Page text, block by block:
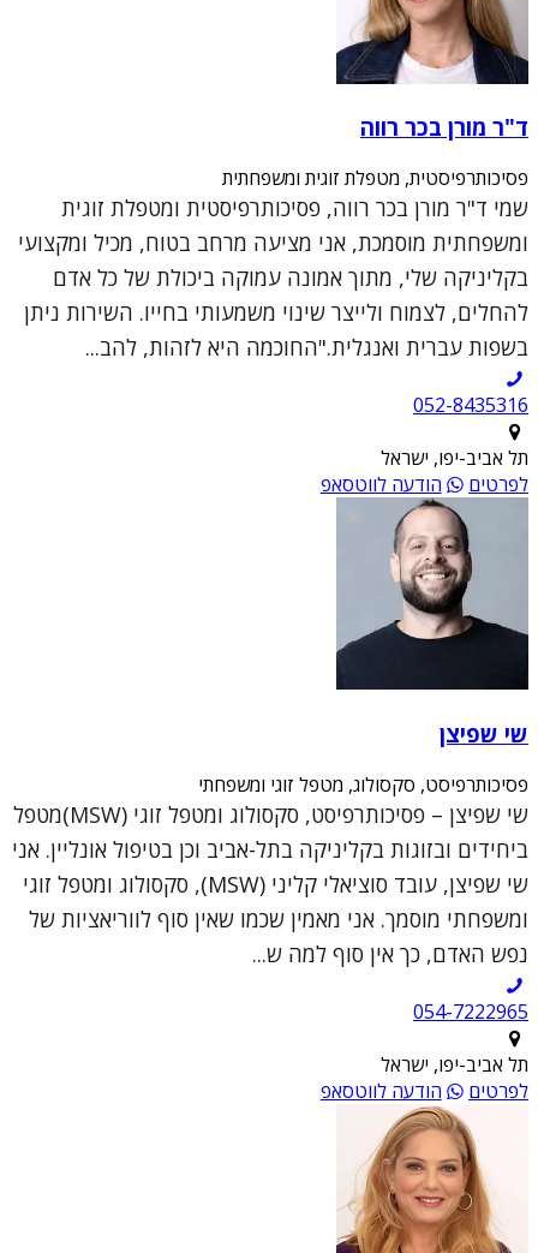
ד"ר מורן בכר רווה
פסיכותרפיסטית, מטפלת זוגית ומשפחתית
שמי ד"ר מורן בכר רווה, פסיכותרפיסטית ומטפלת זוגית
ומשפחתית מוסמכת, אני מציעה מרחב בטוח, מכיל ומקצועי
בקליניקה שלי, מתוך אמונה עמוקה ביכולת של כל אדם
להחלים, לצמוח ולייצר שינוי משמעותי בחייו. השירות ניתן
בשפות עברית ואנגלית."החוכמה היא לזהות, להב...
052-8435316
תל אביב-יפו, ישראל
לפרטים
הודעה לווטסאפ
שי שפיצן
פסיכותרפיסט, סקסולוג, מטפל זוגי ומשפחתי
שי שפיצן – פסיכותרפיסט, סקסולוג ומטפל זוגי (MSW)מטפל
ביחידים ובזוגות בקליניקה בתל-אביב וכן בטיפול אונליין. אני
שי שפיצן, עובד סוציאלי קליני (MSW), סקסולוג ומטפל זוגי
ומשפחתי מוסמך. אני מאמין שכמו שאין סוף לווריאציות של
נפש האדם, כך אין סוף למה ש...
054-7222965
תל אביב-יפו, ישראל
לפרטים
הודעה לווטסאפ